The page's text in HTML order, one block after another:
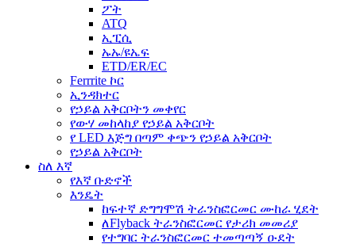
ፖት
ATQ
ኢፒሲ
ኡኡ/ዩኤፍ
ETD/ER/EC
Ferrrite ኮር
ኢንዳክተር
የኃይል አቅርቦትን መቀየር
የውሃ መከላከያ የኃይል አቅርቦት
የ LED እጅግ በጣም ቀጭን የኃይል አቅርቦት
የኃይል አቅርቦት
ስለ እኛ
የእኛ ቡድኖች
እንዴት
ከፍተኛ ድግግሞሽ ትራንስፎርመር ሙከራ ሂደት
ለFlyback ትራንስፎርመር የታሪክ መመሪያ
የተግባር ትራንስፎርመር ተመጣጣኝ ዑደት